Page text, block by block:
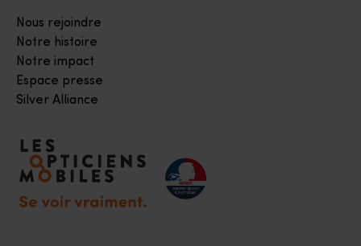
Accéder à notre page d'accueil
Nous rejoindre
Notre histoire
Notre impact
Espace presse
Silver Alliance